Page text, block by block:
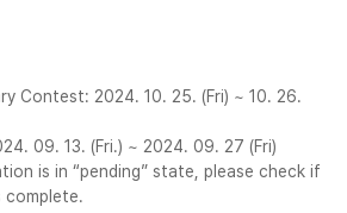
Contest: 2024. 10. 25. (Fri) ~ 10. 26.
09. 13. (Fri.) ~ 2024. 09. 27 (Fri)
is in “pending” state, please check if
complete.